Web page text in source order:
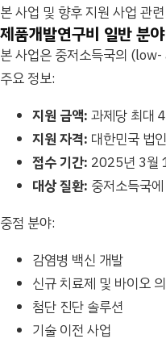
본 사업 및 향후 지원 사업 관
제품개발연구비 일반 분
본 사업은 중저소득국의
주요 정보:
지원 금액: 과제당 최대
지원 자격: 대한민국 법
접수 기간: 2025년 3월
대상 질환: 중저소득국
중점 분야:
감염병 백신 개발
신규 치료제 및 바이오
첨단 진단 솔루션
기술 이전 사업